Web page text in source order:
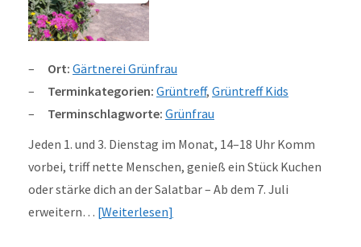
Ort: Gärtnerei Grünfrau
Terminkategorien: Grüntreff, Grüntreff Kids
Terminschlagworte: Grünfrau
Jeden 1. und 3. Dienstag im Monat, 14–18 Uhr Komm
vorbei, triff nette Menschen, genieß ein Stück Kuchen
oder stärke dich an der Salatbar – Ab dem 7. Juli
erweitern… Weiterlesen